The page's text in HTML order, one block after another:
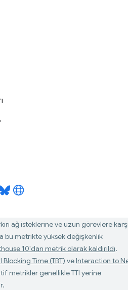
ağ isteklerine ve uzun görevlere
bu metrikte yüksek değişkenlik
10'dan metrik olarak kaldırıldı.
Blocking Time (TBT) veInteraction to
metrikler genellikle TTI yerine